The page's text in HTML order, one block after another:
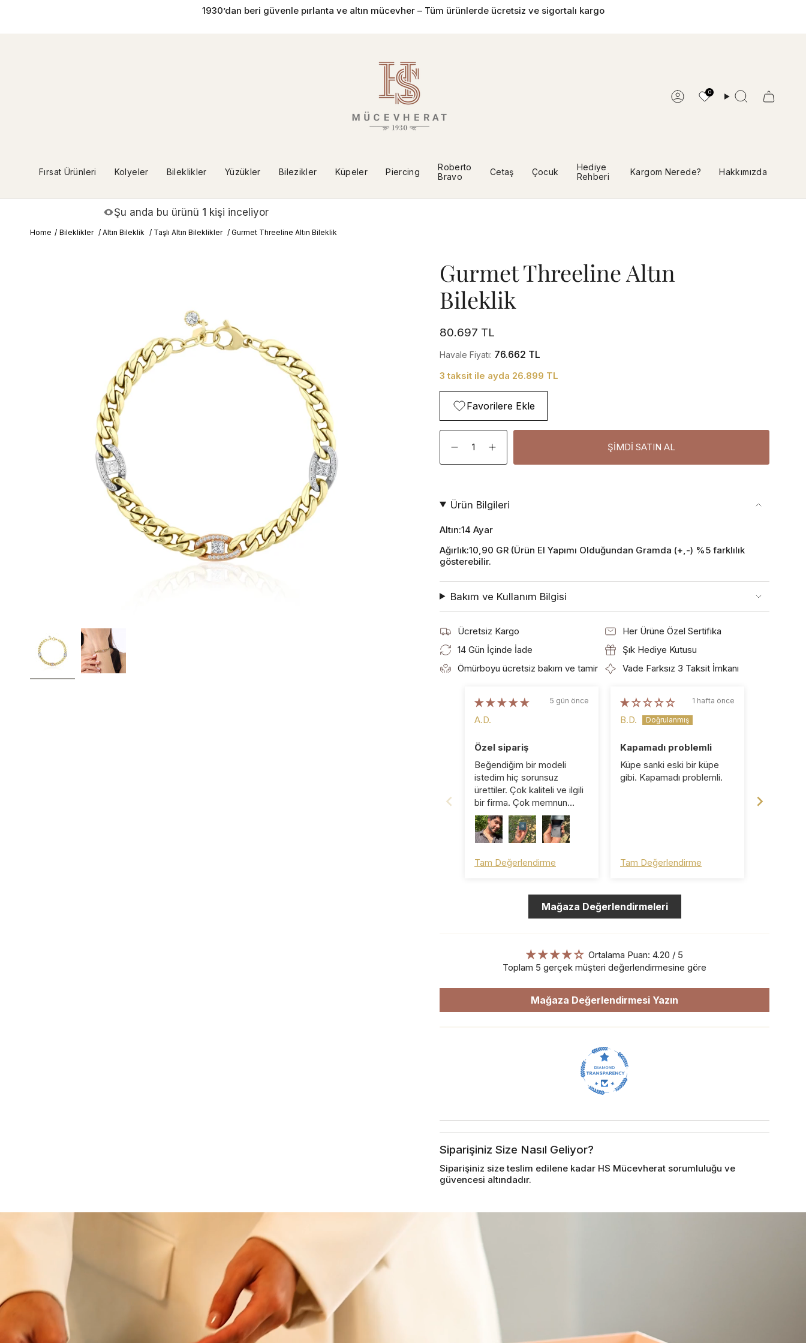
Hesap
0
Ara
Fırsat Ürünleri Kolyeler Bileklikler Yüzükler Bilezikler Küpeler Piercing
Roberto
Bravo
Cetaş Çocuk
Hediye
Rehberi
Kargom Nerede? Hakkımızda
1930’dan beri güvenle pırlanta ve altın mücevher – Tüm ürünlerde ücretsiz ve sigortalı kargo
Şu anda bu ürünü 1 kişi inceliyor
Home / Bileklikler / Altın Bileklik / Taşlı Altın Bileklikler / Gurmet Threeline Altın Bileklik
Gurmet Threeline Altın
Bileklik
80.697 TL
Havale Fiyatı: 76.662 TL
3 taksit ile ayda 26.899 TL
Favorilere Ekle
Adet
ŞIMDI SATIN AL
Ürün Bilgileri
Altın:14 Ayar
Ağırlık:10,90 GR (Ürün El Yapımı Olduğundan Gramda (+,-) %5 farklılık
gösterebilir.
Bakım ve Kullanım Bilgisi
Ücretsiz Kargo
Her Ürüne Özel Sertifika
14 Gün İçinde İade
Şık Hediye Kutusu
Ömürboyu ücretsiz bakım ve tamir
Vade Farksız 3 Taksit İmkanı
5 gün önce
A.D.
Özel sipariş
Beğendiğim bir modeli
istedim hiç sorunsuz
ürettiler. Çok kaliteli ve ilgili
bir firma. Çok memnun
kaldığım bir alışveriş oldu.
Hediye için de ayrıca
teşekkür ederim ☺️ pişman
Tam Değerlendirme
1 hafta önce
B.D.
Kapamadı problemli
Küpe sanki eski bir küpe
gibi. Kapamadı problemli.
Tam Değerlendirme
Mağaza Değerlendirmeleri
Ortalama Puan: 4.20 / 5
Toplam 5 gerçek müşteri değerlendirmesine göre
Mağaza Değerlendirmesi Yazın
Siparişiniz Size Nasıl Geliyor?
Siparişiniz size teslim edilene kadar HS Mücevherat sorumluluğu ve
güvencesi altındadır.